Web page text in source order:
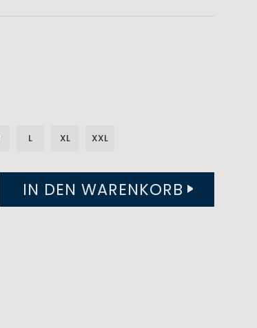
L XL XXL
IN DEN WARENKORB